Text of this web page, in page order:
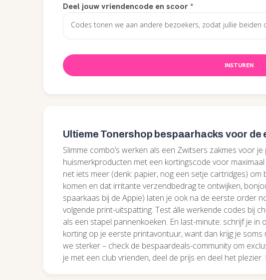
Deel jouw vriendencode en scoor*
INSTUREN
Ultieme Tonershop bespaarhacks voor
Slimme combo’s werken als een Zwitsers zakmes voor
huismerkproducten met een kortingscode voor
net iets meer (denk: papier, nog een setje cartridges)
komen en dat irritante verzendbedrag te ontwijken,
spaarkaas bij de Appie) laten je ook na de eerste order
volgende print-uitspatting. Test álle werkende codes bij
als een stapel pannenkoeken. En last-minute: schrijf je in
korting op je eerste printavontuur, want dan krijg je
we sterker – check de bespaardeals-community om
je met een club vrienden, deel de prijs en deel het